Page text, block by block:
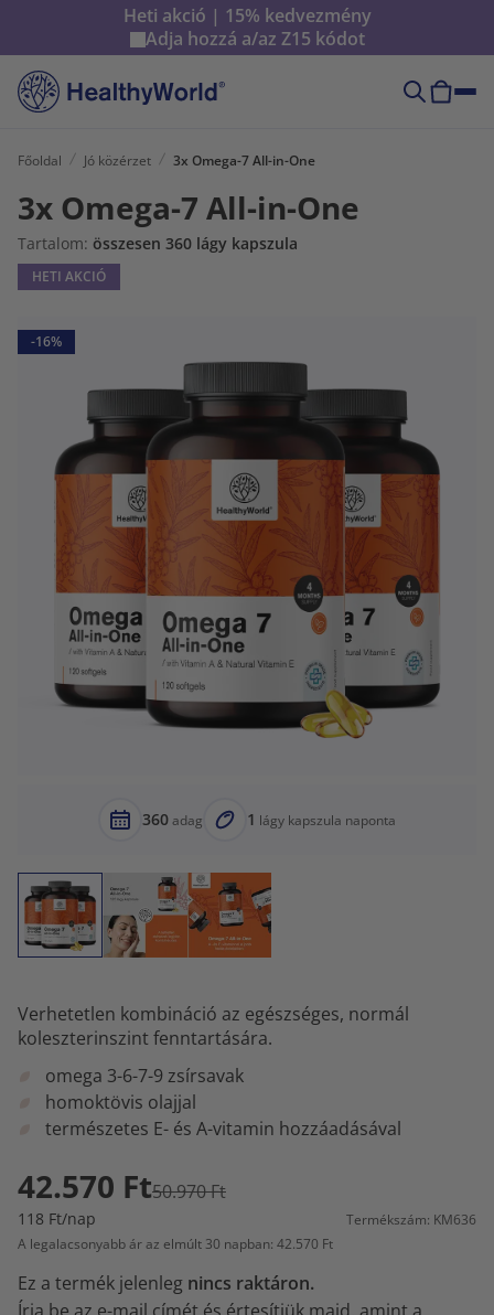
Heti akció | 15% kedvezmény
Adja hozzá a/az Z15 kódot
Főoldal Jó közérzet 3x Omega-7 All-in-One
3x Omega-7 All-in-One
Tartalom: összesen 360 lágy kapszula
HETI AKCIÓ
-16%
360adag 1 lágy kapszula naponta
Verhetetlen kombináció az egészséges, normál
koleszterinszint fenntartására.
omega 3-6-7-9 zsírsavak
homoktövis olajjal
természetes E- és A-vitamin hozzáadásával
42.570 Ft50.970 Ft
118 Ft/nap
Termékszám: KM636
A legalacsonyabb ár az elmúlt 30 napban: 42.570 Ft
Ez a termék jelenleg nincs raktáron.